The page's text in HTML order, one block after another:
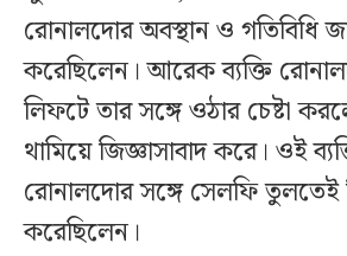
রোনালদোর অবস্থান ও গতিবিধি
করেছিলেন। আরেক ব্যক্তি
লিফটে তার সঙ্গে ওঠার চেষ্টা
থামিয়ে জিজ্ঞাসাবাদ করে। ওই
রোনালদোর সঙ্গে সেলফি তুলতেই
করেছিলেন।